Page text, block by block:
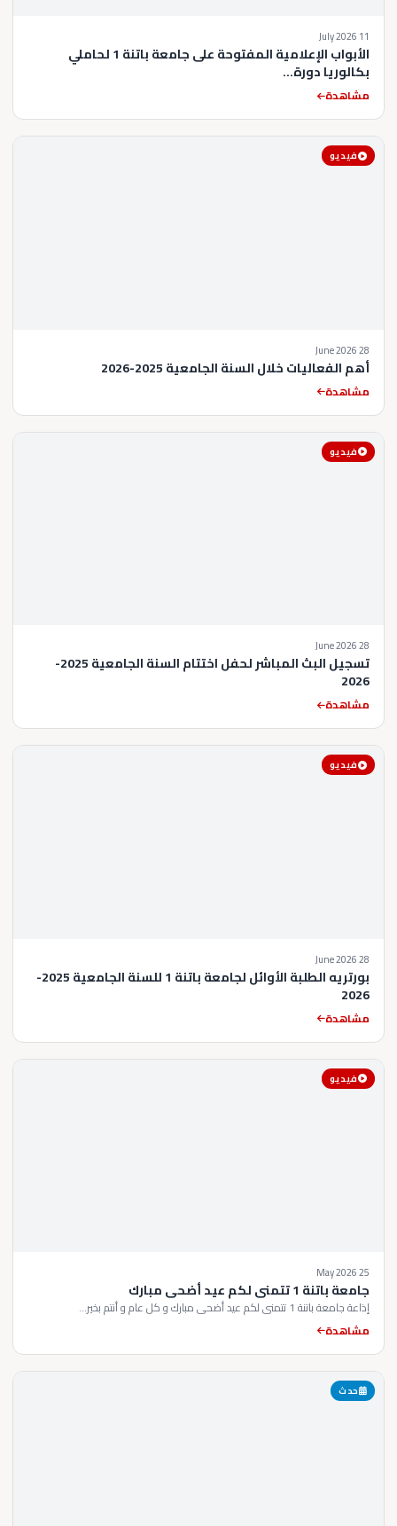
11 July 2026
الأبواب الإعلامية المفتوحة على جامعة باتنة 1 لحاملي
بكالوريا دورة...
مشاهدة
فيديو
28 June 2026
أهم الفعاليات خلال السنة الجامعية 2025-2026
مشاهدة
فيديو
28 June 2026
تسجيل البث المباشر لحفل اختتام السنة الجامعية 2025-
2026
مشاهدة
فيديو
28 June 2026
بورتريه الطلبة الأوائل لجامعة باتنة 1 للسنة الجامعية 2025-
2026
مشاهدة
فيديو
25 May 2026
جامعة باتنة 1 تتمنى لكم عيد أضحى مبارك
إذاعة جامعة باتنة 1 تتمنى لكم عيد أضحى مبارك و كل عام و أنتم بخير...
مشاهدة
حدث